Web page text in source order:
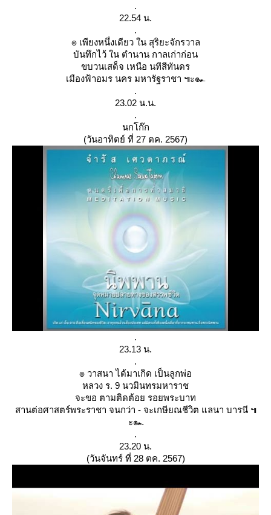
.
22.54 น.
.
๏ เพียงหนึ่งเดียว ใน สุริยะจักรวาล
บันทึกไว้ ใน ตำนาน กาลเก่าก่อน
ขบวนเสด็จ เหนือ นทีสีทันดร
เมืองฟ้าอมร นคร มหารัฐราชา ๚ะ๛
.
23.02 น.น.
.
นกโก๊ก
(วันอาทิตย์ ที่ 27 ตค. 2567)
.
23.13 น.
.
๏ วาสนา ได้มาเกิด เป็นลูกพ่อ
หลวง ร. 9 นวมินทรมหาราช
จะขอ ตามติดต้อย รอยพระบาท
สานต่อศาสตร์พระราชา จนกว่า - จะเกษียณชีวิต แลนา บารนี ๚
ะ๛
.
23.20 น.
(วันจันทร์ ที่ 28 ตค. 2567)